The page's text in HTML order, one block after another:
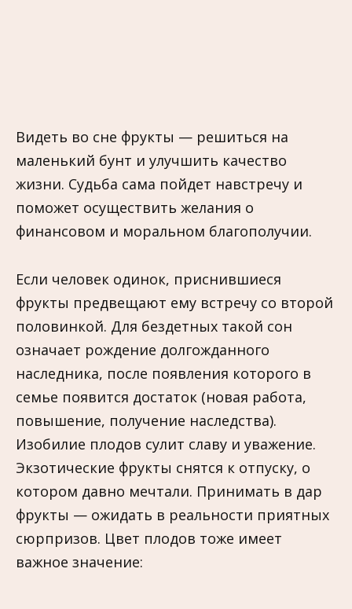
Видеть во сне фрукты — решиться на
маленький бунт и улучшить качество
жизни. Судьба сама пойдет навстречу и
поможет осуществить желания о
финансовом и моральном благополучии.
Если человек одинок, приснившиеся
фрукты предвещают ему встречу со второй
половинкой. Для бездетных такой сон
означает рождение долгожданного
наследника, после появления которого в
семье появится достаток (новая работа,
повышение, получение наследства).
Изобилие плодов сулит славу и уважение.
Экзотические фрукты снятся к отпуску, о
котором давно мечтали. Принимать в дар
фрукты — ожидать в реальности приятных
сюрпризов. Цвет плодов тоже имеет
важное значение: